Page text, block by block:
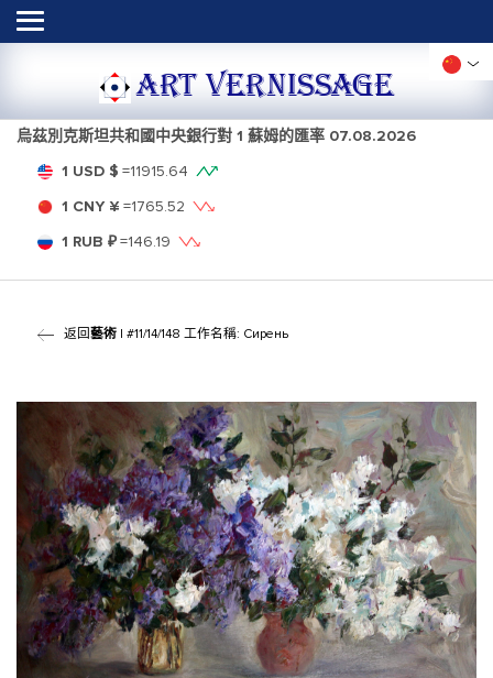
ART VERNISSAGE
烏茲別克斯坦共和國中央銀行對 1 蘇姆的匯率 07.08.2026
1 USD $ =11915.64
1 CNY ¥ =1765.52
1 RUB ₽=146.19
返回藝術| #11/14/148 工作名稱: Сирень